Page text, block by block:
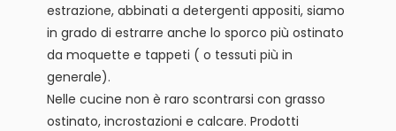
estrazione, abbinati a detergenti appositi, siamo
in grado di estrarre anche lo sporco più ostinato
da moquette e tappeti ( o tessuti più in
generale).
Nelle cucine non è raro scontrarsi con grasso
ostinato, incrostazioni e calcare. Prodotti